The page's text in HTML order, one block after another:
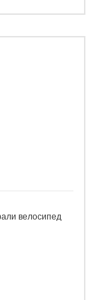
велосипед